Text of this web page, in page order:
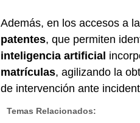
Además, en los accesos a
patentes, que permiten
inteligencia artificial
matrículas, agilizando la
de intervención ante
Temas Relacionados: